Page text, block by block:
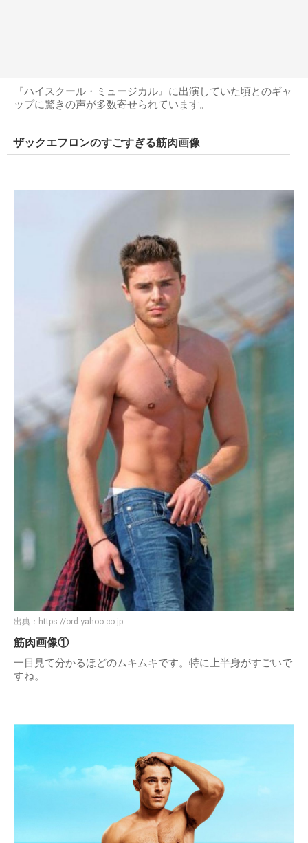
『ハイスクール・ミュージカル』に出演していた頃とのギャ
ップに驚きの声が多数寄せられています。
ザックエフロンのすごすぎる筋肉画像
出典： https://ord.yahoo.co.jp
筋肉画像①
一目見て分かるほどのムキムキです。特に上半身がすごいで
すね。